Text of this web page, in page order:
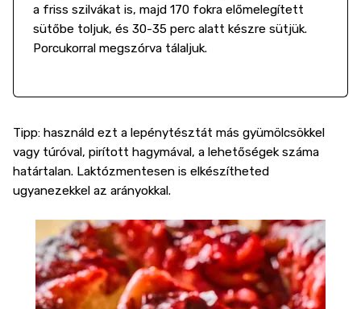
a friss szilvákat is, majd 170 fokra előmelegített
sütőbe toljuk, és 30-35 perc alatt készre sütjük.
Porcukorral megszórva tálaljuk.
Tipp: használd ezt a lepénytésztát más gyümölcsökkel
vagy túróval, pirított hagymával, a lehetőségek száma
határtalan. Laktózmentesen is elkészítheted
ugyanezekkel az arányokkal.